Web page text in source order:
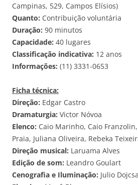
Campinas, 529, Campos Elísios)
Quanto: Contribuição voluntária
Duração: 90 minutos
Capacidade: 40 lugares
Classificação indicativa: 12 anos
Informações: (11) 3331-0653
Ficha técnica:
Direção: Edgar Castro
Dramaturgia: Victor Nóvoa
Elenco: Caio Marinho, Caio
Praia, Juliana Oliveira, Rebeka
Direção musical: Laruama Alves
Edição de som: Leandro Goulart
Cenografia e Iluminação: Julio